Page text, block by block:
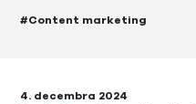
#Content marketing
4. decembra 2024